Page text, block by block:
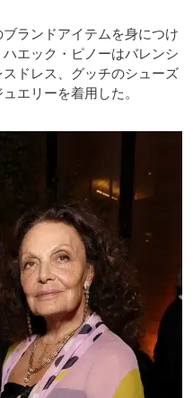
ランドアイテムを身につけ
エック・ピノーはバレンシ
ドレス、グッチのシューズ
エリーを着用した。